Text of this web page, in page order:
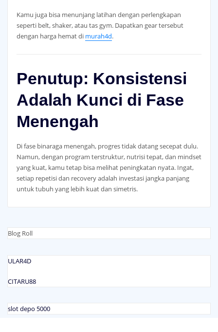
Kamu juga bisa menunjang latihan dengan perlengkapan
seperti belt, shaker, atau tas gym. Dapatkan gear tersebut
dengan harga hemat di murah4d.
Penutup: Konsistensi
Adalah Kunci di Fase
Menengah
Di fase binaraga menengah, progres tidak datang secepat dulu.
Namun, dengan program terstruktur, nutrisi tepat, dan mindset
yang kuat, kamu tetap bisa melihat peningkatan nyata. Ingat,
setiap repetisi dan recovery adalah investasi jangka panjang
untuk tubuh yang lebih kuat dan simetris.
Blog Roll
ULAR4D
CITARU88
slot depo 5000